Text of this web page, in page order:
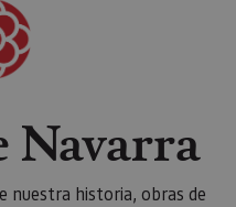
Navarra
nuestra historia, obras de